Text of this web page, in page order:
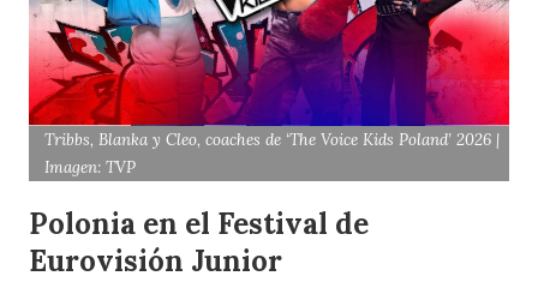
Tribbs, Blanka y Cleo, coaches de ‘The Voice Kids Poland’ 2026 |
Imagen: TVP
Polonia en el Festival de
Eurovisión Junior